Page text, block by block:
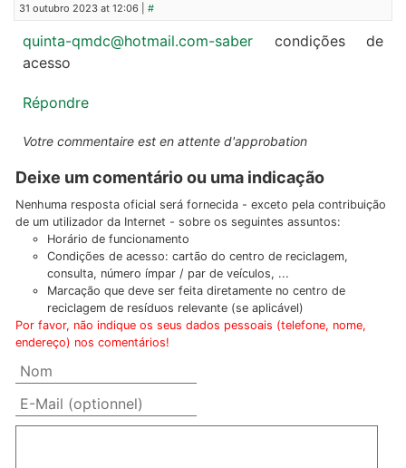
31 outubro 2023 at 12:06 | #
quinta-qmdc@hotmail.com-saber condições de
acesso
Répondre
Votre commentaire est en attente d'approbation
Deixe um comentário ou uma indicação
Nenhuma resposta oficial será fornecida - exceto pela contribuição
de um utilizador da Internet - sobre os seguintes assuntos:
Horário de funcionamento
Condições de acesso: cartão do centro de reciclagem,
consulta, número ímpar / par de veículos, ...
Marcação que deve ser feita diretamente no centro de
reciclagem de resíduos relevante (se aplicável)
Por favor, não indique os seus dados pessoais (telefone, nome,
endereço) nos comentários!